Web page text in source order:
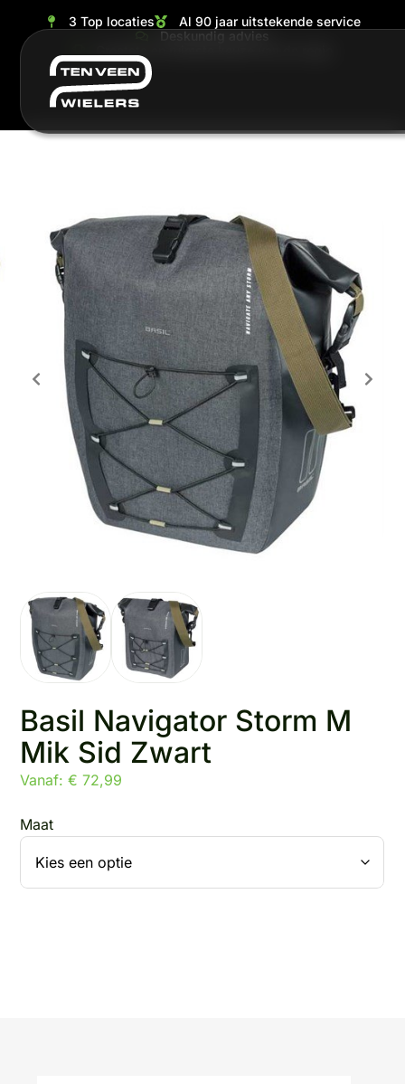
3 Top locaties
Al 90 jaar uitstekende service
Deskundig advies
Basil Navigator Storm M
Mik Sid Zwart
Vanaf:€ 72,99
Maat